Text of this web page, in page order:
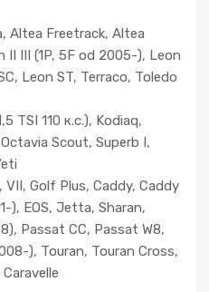
Altea Freetrack, Altea
II III (1P, 5F od 2005-), Leon
Leon ST, Terraco, Toledo
TSI 110 к.с.), Kodiaq,
Scout, Superb I,
VII, Golf Plus, Caddy, Caddy
), EOS, Jetta, Sharan,
Passat CC, Passat W8,
), Touran, Touran Cross,